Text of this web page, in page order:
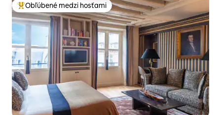
Najobľúbenejšie medzi hosťami
Obľúbené medzi hosťami